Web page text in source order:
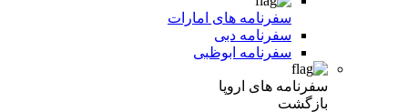
سفرنامه های امارات
سفرنامه دبی
سفرنامه ابوظبی
سفرنامه های اروپا
بازگشت